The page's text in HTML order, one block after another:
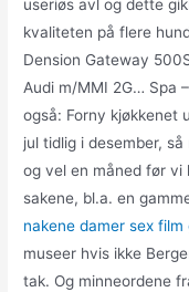
useriøs avl og dette
kvaliteten på flere
Dension Gateway
Audi m/MMI 2G… Spa
også: Forny kjøkkenet
jul tidlig i desember,
og vel en måned før vi
sakene, bl.a. en
nakene damer sex film
museer hvis ikke
tak. Og minneordene